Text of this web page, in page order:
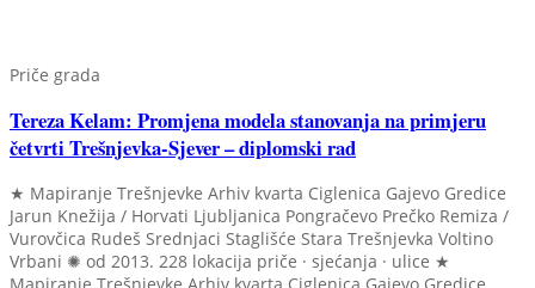
Priče grada
Tereza Kelam: Promjena modela stanovanja na primjeru
četvrti Trešnjevka-Sjever – diplomski rad
★ Mapiranje Trešnjevke Arhiv kvarta Ciglenica Gajevo Gredice
Jarun Knežija / Horvati Ljubljanica Pongračevo Prečko Remiza /
Vurovčica Rudeš Srednjaci Staglišće Stara Trešnjevka Voltino
Vrbani ✺ od 2013. 228 lokacija priče · sjećanja · ulice ★
Mapiranje Trešnjevke Arhiv kvarta Ciglenica Gajevo Gredice